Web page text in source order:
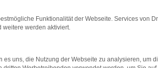
das Laden bestimmter Seiten
Funktionalität der Webseite. Services von
weitere werden aktiviert.
es uns, die Nutzung der Webseite zu analysieren, um